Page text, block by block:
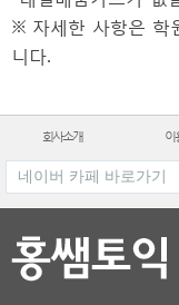
※ 자세한 사항은 학
니다.
회사소개 이